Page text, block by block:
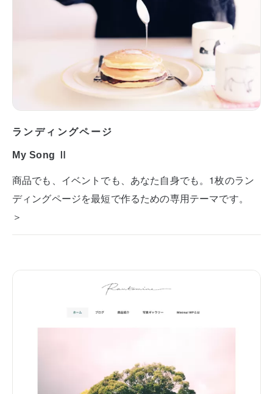
ランディングページ
My Song Ⅱ
商品でも、イベントでも、あなた自身でも。1枚のラン
ディングページを最短で作るための専用テーマです。
＞